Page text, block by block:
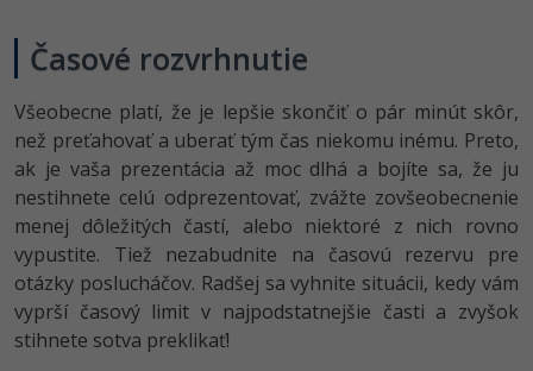
Časové rozvrhnutie
Všeobecne platí, že je lepšie skončiť o pár minút skôr,
než preťahovať a uberať tým čas niekomu inému. Preto,
ak je vaša prezentácia až moc dlhá a bojíte sa, že ju
nestihnete celú odprezentovať, zvážte zovšeobecnenie
menej dôležitých častí, alebo niektoré z nich rovno
vypustite. Tiež nezabudnite na časovú rezervu pre
otázky poslucháčov. Radšej sa vyhnite situácii, kedy vám
vyprší časový limit v najpodstatnejšie časti a zvyšok
stihnete sotva preklikať!